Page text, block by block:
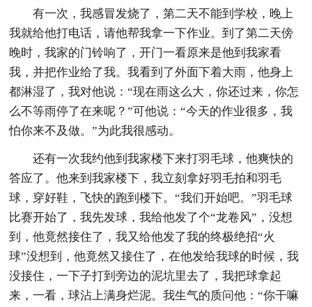
有一次，我感冒发烧了，第二天不能到学校，晚上
我就给他打电话，请他帮我拿一下作业。到了第二天傍
晚时，我家的门铃响了，开门一看原来是他到我家看
我，并把作业给了我。我看到了外面下着大雨，他身上
都淋湿了，我对他说：“现在雨这么大，你还过来，你怎
么不等雨停了在来呢？”可他说：“今天的作业很多，我
怕你来不及做。”为此我很感动。
还有一次我约他到我家楼下来打羽毛球，他爽快的
答应了。他来到我家楼下，我立刻拿好羽毛拍和羽毛
球，穿好鞋，飞快的跑到楼下。“我们开始吧。”羽毛球
比赛开始了，我先发球，我给他发了个“龙卷风”，没想
到，他竟然接住了，我又给他发了我的终极绝招“火
球”没想到，他竟然又接住了，在他发给我球的时候，我
没接住，一下子打到旁边的泥坑里去了，我把球拿起
来，一看，球沾上满身烂泥。我生气的质问他：“你干嘛